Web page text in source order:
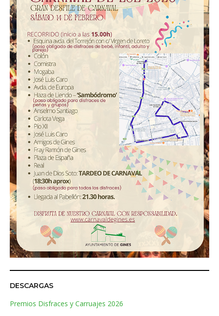
DESCARGAS
Premios Disfraces y Carruajes 2026